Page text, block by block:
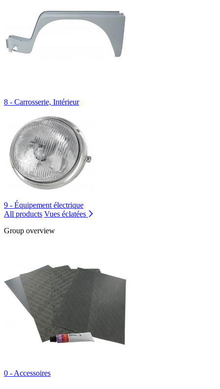
8 - Carrosserie, Intérieur
9 - Équipement électrique
All products Vues éclatées
Group overview
0 - Accessoires